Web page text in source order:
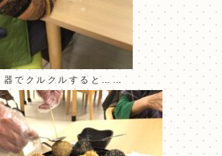
器でクルクルすると……